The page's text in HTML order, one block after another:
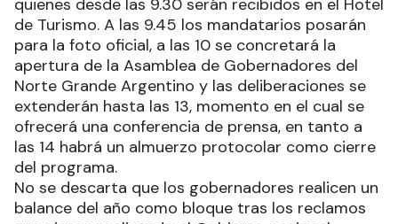
quienes desde las 9.30 serán recibidos en el Hotel
de Turismo. A las 9.45 los mandatarios posarán
para la foto oficial, a las 10 se concretará la
apertura de la Asamblea de Gobernadores del
Norte Grande Argentino y las deliberaciones se
extenderán hasta las 13, momento en el cual se
ofrecerá una conferencia de prensa, en tanto a
las 14 habrá un almuerzo protocolar como cierre
del programa.
No se descarta que los gobernadores realicen un
balance del año como bloque tras los reclamos